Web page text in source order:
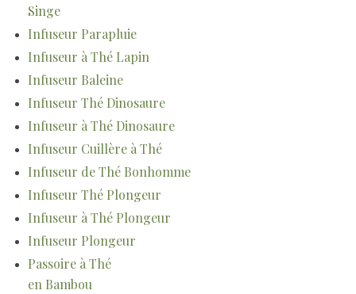
Singe
Infuseur Parapluie
Infuseur à Thé Lapin
Infuseur Baleine
Infuseur Thé Dinosaure
Infuseur à Thé Dinosaure
Infuseur Cuillère à Thé
Infuseur de Thé Bonhomme
Infuseur Thé Plongeur
Infuseur à Thé Plongeur
Infuseur Plongeur
Passoire à Thé
en Bambou